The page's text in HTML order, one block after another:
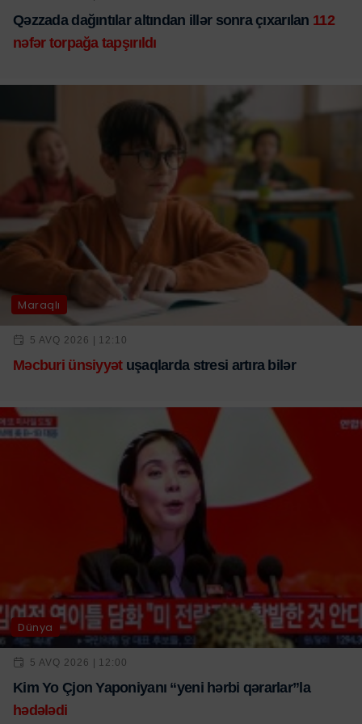
Qəzzada dağıntılar altından illər sonra çıxarılan 112
nəfər torpağa tapşırıldı
Maraqlı
5 AVQ 2026 | 12:10
Məcburi ünsiyyətuşaqlarda stresi artıra bilər
Dünya
5 AVQ 2026 | 12:00
Kim Yo Çjon Yaponiyanı “yeni hərbi qərarlar”la
hədələdi